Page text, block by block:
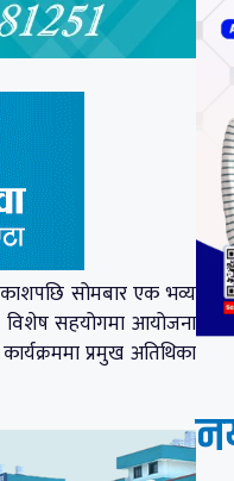
सोमबार एक भव्य
विशेष सहयोगमा आयोजना
प्रमुख अतिथिका